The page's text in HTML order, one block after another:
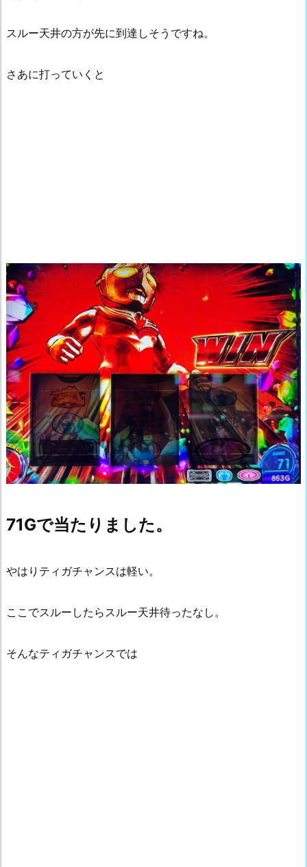
スルー天井の方が先に到達しそうですね。
さあに打っていくと
71Gで当たりました。
やはりティガチャンスは軽い。
ここでスルーしたらスルー天井待ったなし。
そんなティガチャンスでは